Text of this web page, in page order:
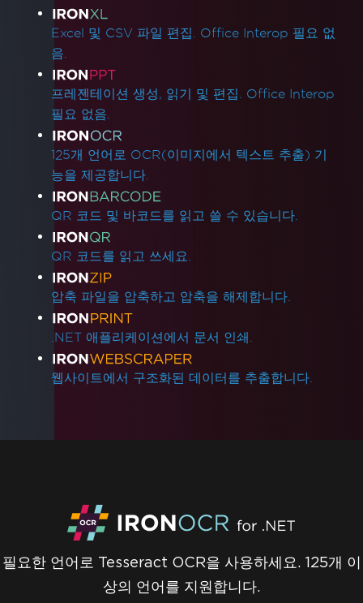
Excel 및 CSV 파일 편집. Office Interop 필요 없
음.
프레젠테이션 생성, 읽기 및 편집. Office Interop
필요 없음.
125개 언어로 OCR(이미지에서 텍스트 추출) 기
능을 제공합니다.
QR 코드 및 바코드를 읽고 쓸 수 있습니다.
QR 코드를 읽고 쓰세요.
압축 파일을 압축하고 압축을 해제합니다.
.NET 애플리케이션에서 문서 인쇄.
웹사이트에서 구조화된 데이터를 추출합니다.
필요한 언어로 Tesseract OCR을 사용하세요. 125개 이
상의 언어를 지원합니다.